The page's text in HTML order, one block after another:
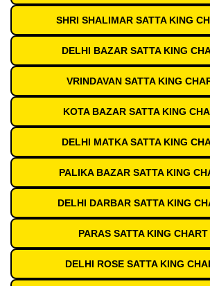
SHRI SHALIMAR SATTA KING
DELHI BAZAR SATTA KING
VRINDAVAN SATTA KING
KOTA BAZAR SATTA KING
DELHI MATKA SATTA KING
PALIKA BAZAR SATTA KING
DELHI DARBAR SATTA KING
PARAS SATTA KING
DELHI ROSE SATTA KING